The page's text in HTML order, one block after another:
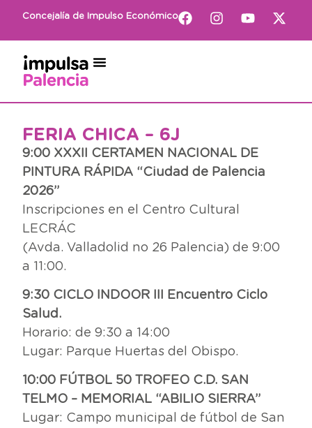
Concejalía de Impulso Económico
FERIA CHICA – 6J
9:00 XXXII CERTAMEN NACIONAL DE
PINTURA RÁPIDA “Ciudad de Palencia
2026”
Inscripciones en el Centro Cultural
LECRÁC
(Avda. Valladolid no 26 Palencia) de 9:00
a 11:00.
9:30 CICLO INDOOR III Encuentro Ciclo
Salud.
Horario: de 9:30 a 14:00
Lugar: Parque Huertas del Obispo.
10:00 FÚTBOL 50 TROFEO C.D. SAN
TELMO – MEMORIAL “ABILIO SIERRA”
Lugar: Campo municipal de fútbol de San